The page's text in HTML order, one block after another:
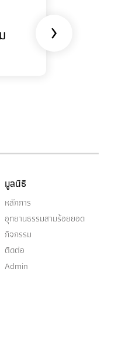
›
มูลนิธิ
หลักการ
อุทยานธรรมสามร้อยยอด
กิจกรรม
ติดต่อ
Admin